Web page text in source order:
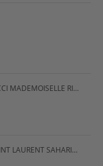
PARFUM NINA RICCI MADEMOISELLE RICCI
PARFUM YVES SAINT LAURENT SAHARIENNE